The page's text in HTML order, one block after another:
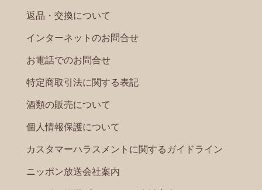
返品・交換について
インターネットのお問合せ
お電話でのお問合せ
特定商取引法に関する表記
酒類の販売について
個人情報保護について
カスタマーハラスメントに関するガイドライン
ニッポン放送会社案内